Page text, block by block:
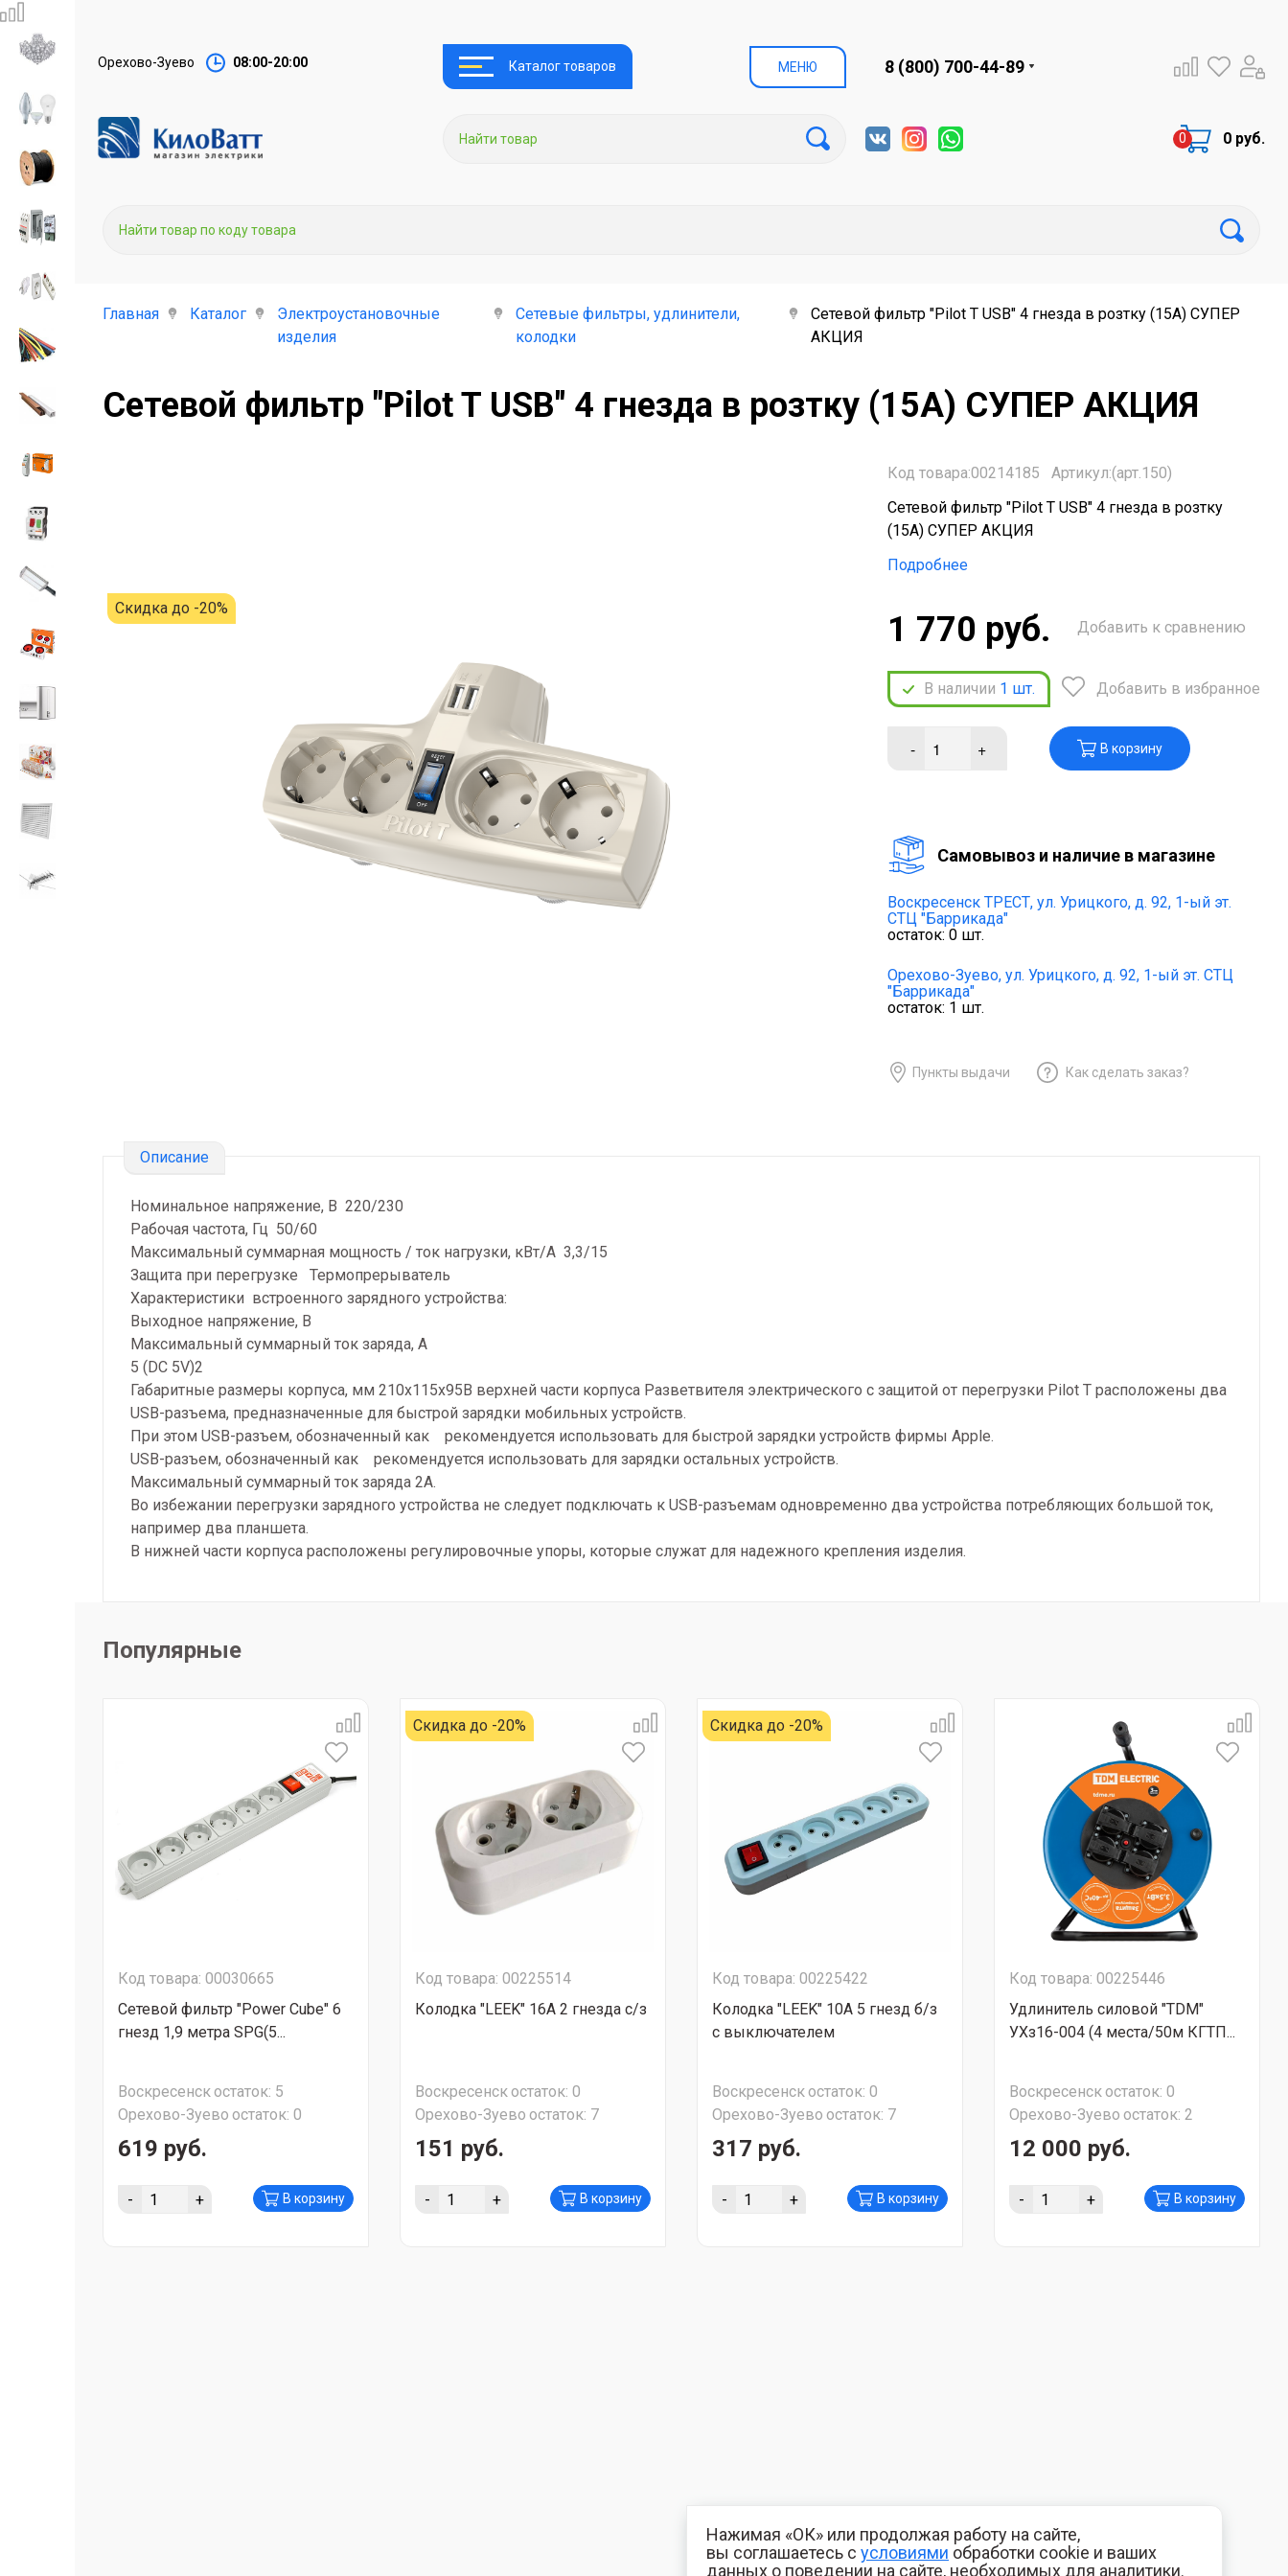
Орехово-Зуево 08:00-20:00 Каталог товаров МЕНЮ 8 (800) 700-44-89
0 руб.
Главная Каталог
Электроустановочные
изделия
Сетевые фильтры, удлинители,
колодки
Сетевой фильтр "Pilot T USB" 4 гнезда в розтку (15А) СУПЕР
АКЦИЯ
Сетевой фильтр "Pilot T USB" 4 гнезда в розтку (15А) СУПЕР АКЦИЯ
Скидка до -20%
Код товара:00214185
Артикул:(арт.150)
Сетевой фильтр "Pilot T USB" 4 гнезда в розтку
(15А) СУПЕР АКЦИЯ
Подробнее
1 770 руб.
В наличии 1 шт.
Добавить к сравнению
Добавить в избранное
- + В корзину
Cамовывоз и наличие в магазине
Воскресенск ТРЕСТ, ул. Урицкого, д. 92, 1-ый эт.
СТЦ "Баррикада"
остаток: 0 шт.
Орехово-Зуево, ул. Урицкого, д. 92, 1-ый эт. СТЦ
"Баррикада"
остаток: 1 шт.
Пункты выдачи Как сделать заказ?
Описание
Номинальное напряжение, В 220/230
Рабочая частота, Гц 50/60
Максимальный суммарная мощность / ток нагрузки, кВт/А 3,3/15
Защита при перегрузке Термопрерыватель
Характеристики встроенного зарядного устройства:
Выходное напряжение, В
Максимальный суммарный ток заряда, А
5 (DC 5V)2
Габаритные размеры корпуса, мм 210х115х95В верхней части корпуса Разветвителя электрического с защитой от перегрузки Pilot T расположены два
USB-разъема, предназначенные для быстрой зарядки мобильных устройств.
При этом USB-разъем, обозначенный как рекомендуется использовать для быстрой зарядки устройств фирмы Apple.
USB-разъем, обозначенный как рекомендуется использовать для зарядки остальных устройств.
Максимальный суммарный ток заряда 2А.
Во избежании перегрузки зарядного устройства не следует подключать к USB-разъемам одновременно два устройства потребляющих большой ток,
например два планшета.
В нижней части корпуса расположены регулировочные упоры, которые служат для надежного крепления изделия.
Популярные
Код товара: 00030665
Сетевой фильтр "Power Cube" 6
гнезд 1,9 метра SPG(5...
Воскресенскостаток: 5
Орехово-Зуево остаток: 0
619 руб.
- + В корзину
Скидка до -20%
Код товара: 00225514
Колодка "LEEK" 16A 2 гнезда с/з
Воскресенскостаток: 0
Орехово-Зуево остаток: 7
151 руб.
- + В корзину
Скидка до -20%
Код товара: 00225422
Колодка "LEEK" 10A 5 гнезд б/з
с выключателем
Воскресенскостаток: 0
Орехово-Зуево остаток: 7
317 руб.
- + В корзину
Код товара: 00225446
Удлинитель силовой "TDM"
УХз16-004 (4 места/50м КГТП...
Воскресенскостаток: 0
Орехово-Зуево остаток: 2
12 000 руб.
- + В корзину
Нажимая «ОК» или продолжая работу на сайте,
вы соглашаетесь с условиями обработки cookie и ваших
данных о поведении на сайте, необходимых для аналитики.